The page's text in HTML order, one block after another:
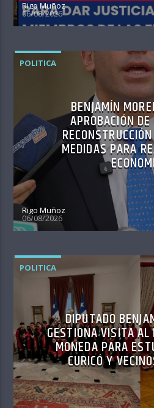
Rigo Muñoz
06/08/2026
POLITICA
BENJAMÍN
APROBACIÓN
MEDIDAS PARA
Rigo Muñoz
06/08/2026
POLITICA
DIPUTADO
GESTIONA VISITA AL
MONEDA PARA
CURICÓ Y